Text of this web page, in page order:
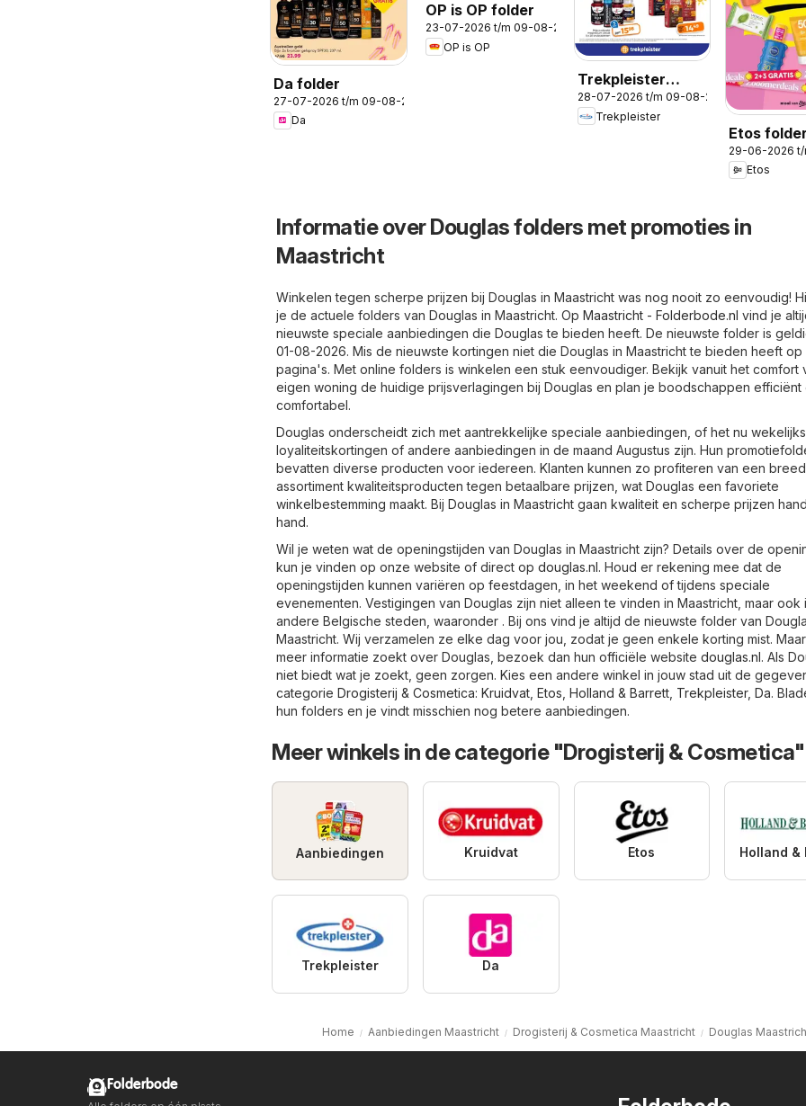
Da folder
27-07-2026 t/m 09-08-2026
Da
OP is OP folder
23-07-2026 t/m 09-08-2026
OP is OP
Trekpleister
folder
28-07-2026 t/m 09-08-2026
Trekpleister
Etos
Zomer
29-06-2026
Etos
Informatie over Douglas folders met promoties in
Maastricht
Winkelen tegen scherpe prijzen bij Douglas in Maastricht was nog nooit zo eenvoudig!
je de actuele folders van Douglas in Maastricht. Op Maastricht - Folderbode.nl vind je
nieuwste speciale aanbiedingen die Douglas te bieden heeft. De nieuwste folder is
01-08-2026. Mis de nieuwste kortingen niet die Douglas in Maastricht te bieden heeft op
pagina's. Met online folders is winkelen een stuk eenvoudiger. Bekijk vanuit het comfort
eigen woning de huidige prijsverlagingen bij Douglas en plan je boodschappen efficiënt
comfortabel.
Douglas onderscheidt zich met aantrekkelijke speciale aanbiedingen, of het nu
loyaliteitskortingen of andere aanbiedingen in de maand Augustus zijn. Hun
bevatten diverse producten voor iedereen. Klanten kunnen zo profiteren van een breed
assortiment kwaliteitsproducten tegen betaalbare prijzen, wat Douglas een favoriete
winkelbestemming maakt. Bij Douglas in Maastricht gaan kwaliteit en scherpe prijzen
hand.
Wil je weten wat de openingstijden van Douglas in Maastricht zijn? Details over de
kun je vinden op onze website of direct op douglas.nl. Houd er rekening mee dat de
openingstijden kunnen variëren op feestdagen, in het weekend of tijdens speciale
evenementen. Vestigingen van Douglas zijn niet alleen te vinden in Maastricht, maar ook
andere Belgische steden, waaronder . Bij ons vind je altijd de nieuwste folder van
Maastricht. Wij verzamelen ze elke dag voor jou, zodat je geen enkele korting mist.
meer informatie zoekt over Douglas, bezoek dan hun officiële website douglas.nl. Als
niet biedt wat je zoekt, geen zorgen. Kies een andere winkel in jouw stad uit de
categorie Drogisterij & Cosmetica: Kruidvat Etos Holland & Barrett Trekpleister, Da.
hun folders en je vindt misschien nog betere aanbiedingen.
Meer winkels in de categorie "Drogisterij & Cosmetica"
Aanbiedingen Kruidvat Etos
Trekpleister Da
Home Aanbiedingen Maastricht Drogisterij & Cosmetica Maastricht Douglas
Folderbode